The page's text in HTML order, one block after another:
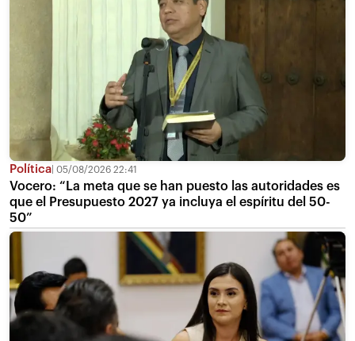
Política 05/08/2026 22:41
Vocero: “La meta que se han puesto las autoridades es
que el Presupuesto 2027 ya incluya el espíritu del 50-
50”